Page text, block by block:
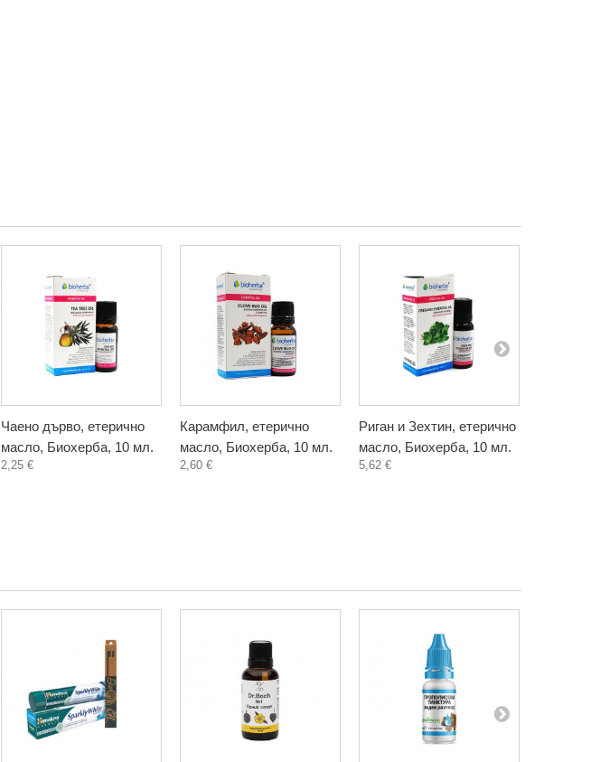
Чаено дърво, етерично
масло, Биохерба, 10 мл.
2,25 €
Карамфил, етерично
масло, Биохерба, 10 мл.
2,60 €
Риган и Зехтин, етерично
масло, Биохерба, 10 мл.
5,62 €